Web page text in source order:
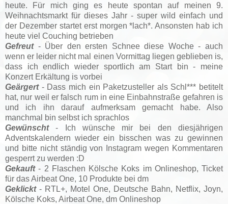
heute. Für mich ging es heute spontan auf meinen 9.
Weihnachtsmarkt für dieses Jahr - super wild einfach und
der Dezember startet erst morgen *lach*. Ansonsten hab ich
heute viel Couching betrieben
Gefreut- Über den ersten Schnee diese Woche - auch
wenn er leider nicht mal einen Vormittag liegen geblieben is,
dass ich endlich wieder sportlich am Start bin - meine
Konzert Erkältung is vorbei
Geärgert- Dass mich ein Paketzusteller als Schl*** betitelt
hat, nur weil er falsch rum in eine Einbahnstraße gefahren is
und ich ihn darauf aufmerksam gemacht habe. Also
manchmal bin selbst ich sprachlos
Gewünscht- Ich wünsche mir bei den diesjährigen
Adventskalendern wieder ein bisschen was zu gewinnen
und bitte nicht ständig von Instagram wegen Kommentaren
gesperrt zu werden :D
Gekauft- 2 Flaschen Kölsche Koks im Onlineshop, Ticket
für das Airbeat One, 10 Produkte bei dm
Geklickt- RTL+, Motel One, Deutsche Bahn, Netflix, Joyn,
Kölsche Koks, Airbeat One, dm Onlineshop